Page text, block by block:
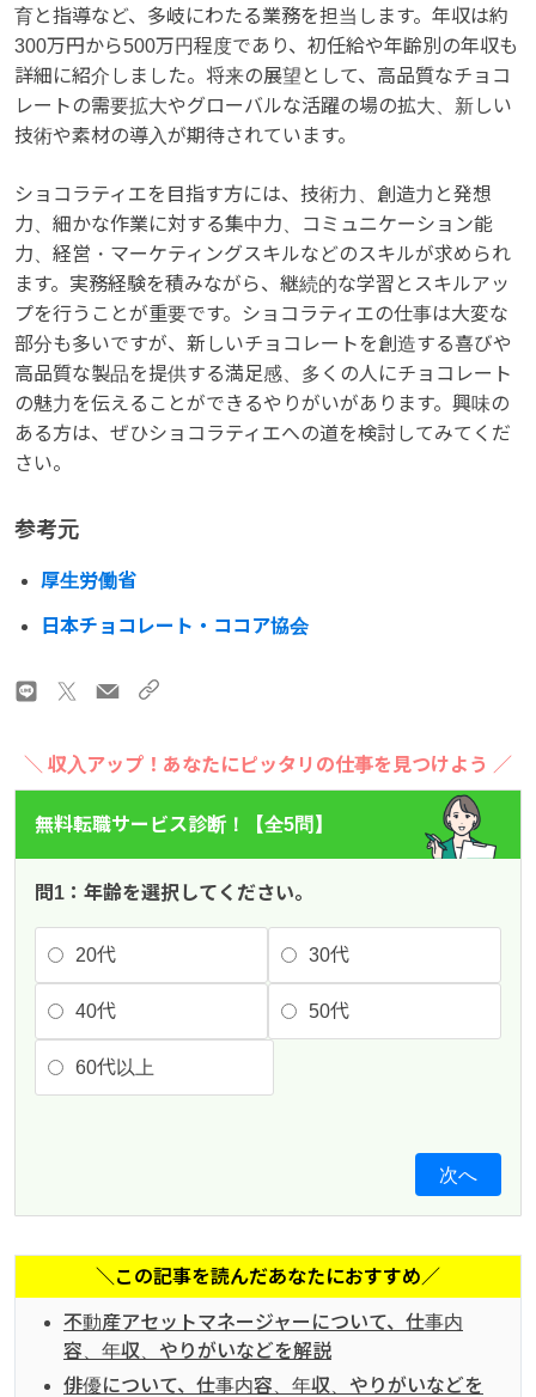
育と指導など、多岐にわたる業務を担当します。年収は約
300万円から500万円程度であり、初任給や年齢別の年収も
詳細に紹介しました。将来の展望として、高品質なチョコ
レートの需要拡大やグローバルな活躍の場の拡大、新しい
技術や素材の導入が期待されています。
ショコラティエを目指す方には、技術力、創造力と発想
力、細かな作業に対する集中力、コミュニケーション能
力、経営・マーケティングスキルなどのスキルが求められ
ます。実務経験を積みながら、継続的な学習とスキルアッ
プを行うことが重要です。ショコラティエの仕事は大変な
部分も多いですが、新しいチョコレートを創造する喜びや
高品質な製品を提供する満足感、多くの人にチョコレート
の魅力を伝えることができるやりがいがあります。興味の
ある方は、ぜひショコラティエへの道を検討してみてくだ
さい。
参考元
厚生労働省
日本チョコレート・ココア協会
＼ 収入アップ！あなたにピッタリの仕事を見つけよう ／
無料転職サービス診断！【全5問】
問1：年齢を選択してください。
20代 30代
40代 50代
60代以上
次へ
＼この記事を読んだあなたにおすすめ／
不動産アセットマネージャーについて、仕事内
容、年収、やりがいなどを解説
俳優について、仕事内容、年収、やりがいなどを